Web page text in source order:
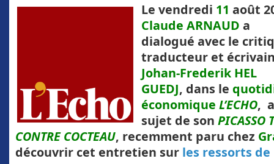
Le vendredi 11 août
Claude ARNAUD a
dialogué avec le
traducteur et
Johan-Frederik HEL
GUEDJ, dans le
économique L’ECHO,
sujet de son PICASSO
CONTRE COCTEAU, recemment paru chez
découvrir cet entretien sur les ressorts